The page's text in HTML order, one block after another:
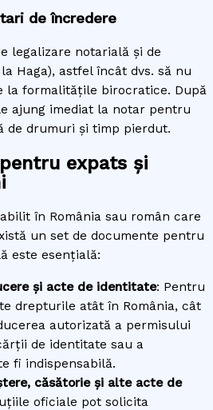
de încredere
legalizare notarială și de
Haga), astfel încât dvs. să nu
la formalitățile birocratice. După
ajung imediat la notar pentru
de drumuri și timp pierdut.
expats și
în România sau român care
un set de documente pentru
este esențială:
și acte de identitate: Pentru
drepturile atât în România, cât
autorizată a permisului
de identitate sau a
fi indispensabilă.
căsătorie și alte acte de
oficiale pot solicita